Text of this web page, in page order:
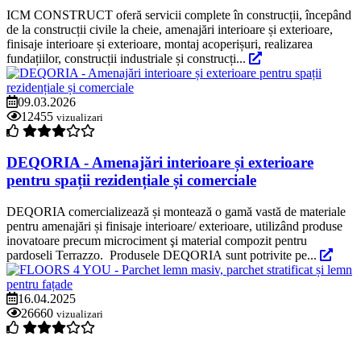
ICM CONSTRUCT oferă servicii complete în construcții, începând
de la construcții civile la cheie, amenajări interioare și exterioare,
finisaje interioare și exterioare, montaj acoperișuri, realizarea
fundațiilor, construcții industriale și construcți...
09.03.2026
12455 vizualizari
DEQORIA - Amenajări interioare și exterioare
pentru spații rezidențiale și comerciale
DEQORIA comercializează și montează o gamă vastă de materiale
pentru amenajări și finisaje interioare/ exterioare, utilizând produse
inovatoare precum microciment şi material compozit pentru
pardoseli Terrazzo. Produsele DEQORIA sunt potrivite pe...
16.04.2025
26660 vizualizari